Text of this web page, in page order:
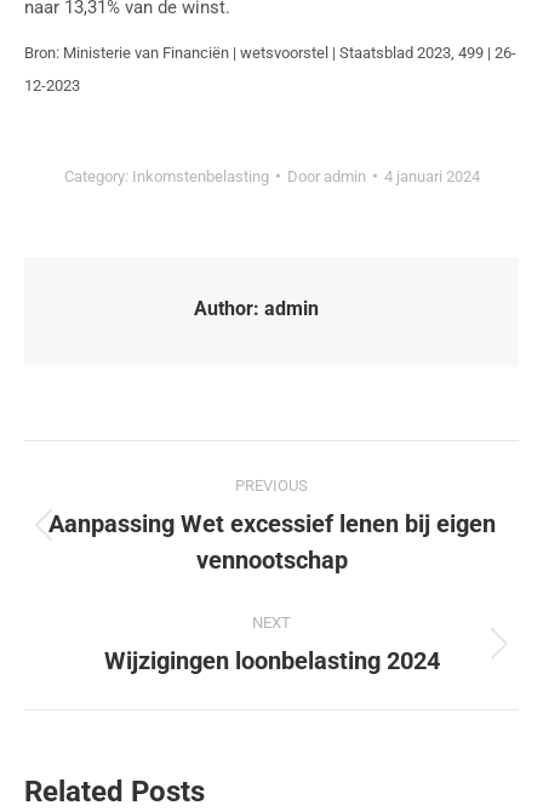
naar 13,31% van de winst.
Bron: Ministerie van Financiën | wetsvoorstel | Staatsblad 2023, 499 | 26-
12-2023
Category: Inkomstenbelasting Door admin 4 januari 2024
Author: admin
PREVIOUS
Aanpassing Wet excessief lenen bij eigen
vennootschap
NEXT
Wijzigingen loonbelasting 2024
Related Posts